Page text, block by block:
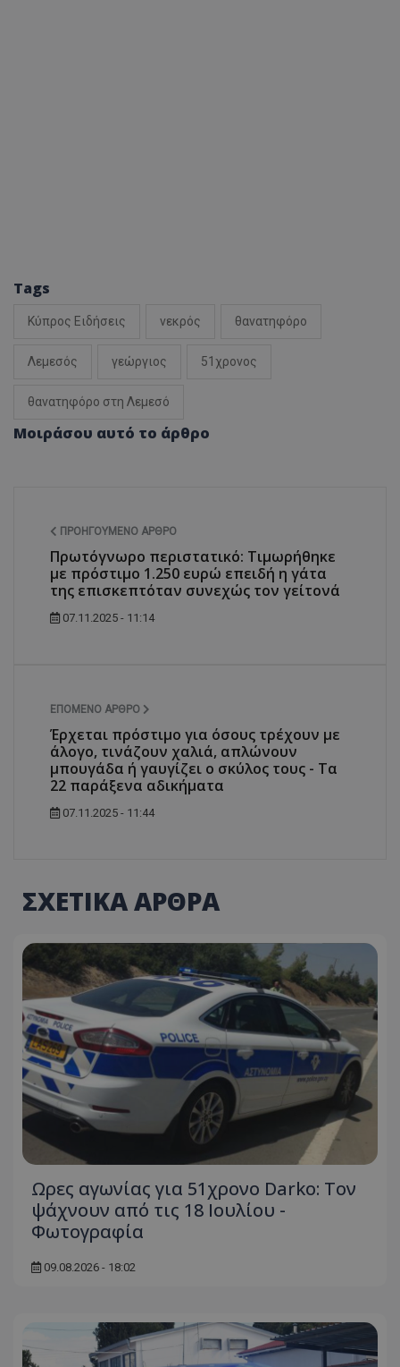
Tags
Κύπρος Ειδήσεις νεκρός θανατηφόρο
Λεμεσός γεώργιος 51χρονος
θανατηφόρο στη Λεμεσό
Μοιράσου αυτό το άρθρο
ΠΡΟΗΓΟΎΜΕΝΟ ΆΡΘΡΟ
Πρωτόγνωρο περιστατικό: Τιμωρήθηκε
με πρόστιμο 1.250 ευρώ επειδή η γάτα
της επισκεπτόταν συνεχώς τον γείτονά
07.11.2025 - 11:14
ΕΠΌΜΕΝΟ ΆΡΘΡΟ
Έρχεται πρόστιμο για όσους τρέχουν με
άλογο, τινάζουν χαλιά, απλώνουν
μπουγάδα ή γαυγίζει ο σκύλος τους - Τα
22 παράξενα αδικήματα
07.11.2025 - 11:44
ΣΧΕΤΙΚΑ ΑΡΘΡΑ
Ωρες αγωνίας για 51χρονο Darko: Τον
ψάχνουν από τις 18 Ιουλίου -
Φωτογραφία
09.08.2026 - 18:02